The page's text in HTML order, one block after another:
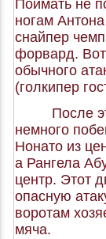
Поймать не
ногам
снайпер
форвард. Вот
обычного
(голкипер
После
немного
Нонато из
а Рангела
центр. Этот
опасную
воротам
мяча.